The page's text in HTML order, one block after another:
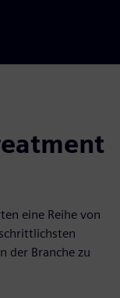
eine Reihe von
der Branche zu